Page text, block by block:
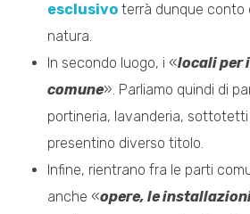
esclusivoterrà dunque conto
natura.
In secondo luogo, i «locali per
comune». Parliamo quindi di
portineria, lavanderia,
presentino diverso titolo.
Infine, rientrano fra le parti
anche «opere, le